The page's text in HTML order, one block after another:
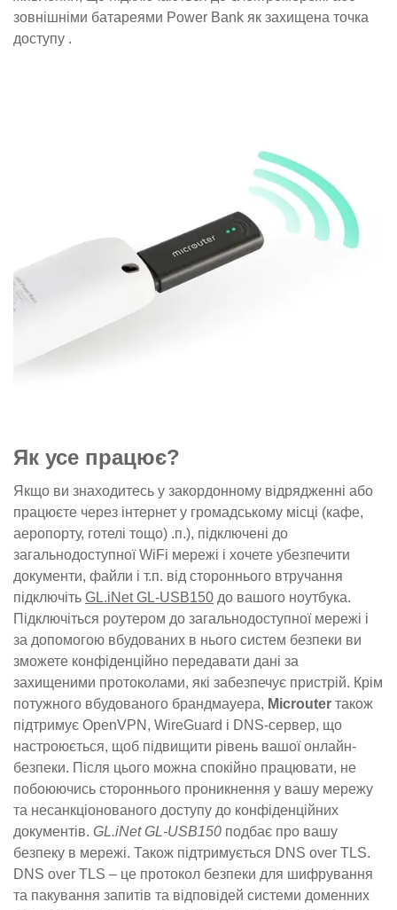
зовнішніми батареями Power Bank як захищена точка
доступу .
Як усе працює?
Якщо ви знаходитесь у закордонному відрядженні або
працюєте через інтернет у громадському місці (кафе,
аеропорту, готелі тощо) .п.), підключені до
загальнодоступної WiFi мережі і хочете убезпечити
документи, файли і т.п. від стороннього втручання
підключіть GL.iNet GL-USB150 до вашого ноутбука.
Підключіться роутером до загальнодоступної мережі і
за допомогою вбудованих в нього систем безпеки ви
зможете конфіденційно передавати дані за
захищеними протоколами, які забезпечує пристрій. Крім
потужного вбудованого брандмауера, Microuter також
підтримує OpenVPN, WireGuard і DNS-сервер, що
настроюється, щоб підвищити рівень вашої онлайн-
безпеки. Після цього можна спокійно працювати, не
побоюючись стороннього проникнення у вашу мережу
та несанкціонованого доступу до конфіденційних
документів. GL.iNet GL-USB150 подбає про вашу
безпеку в мережі. Також підтримується DNS over TLS.
DNS over TLS – це протокол безпеки для шифрування
та пакування запитів та відповідей системи доменних